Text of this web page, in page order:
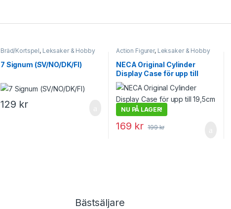
Bräd/Kortspel, Leksaker & Hobby
7 Signum (SV/NO/DK/FI)
129 kr
Action Figurer, Leksaker & Hobby
NECA Original Cylinder
Display Case för upp till
19,5cm Action Figurer
NU PÅ LAGER!
169 kr 199kr
Bästsäljare